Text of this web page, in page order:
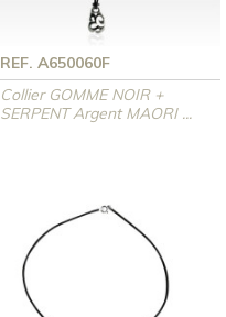
REF. A650060F
Collier GOMME NOIR +
SERPENT Argent MAORI ...